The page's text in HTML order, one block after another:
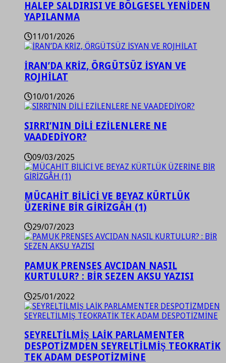
HALEP SALDIRISI VE BÖLGESEL YENİDEN
YAPILANMA
11/01/2026
İRAN’DA KRİZ, ÖRGÜTSÜZ İSYAN VE
ROJHİLAT
10/01/2026
SIRRI’NIN DİLİ EZİLENLERE NE
VAADEDİYOR?
09/03/2025
MÜCAHİT BİLİCİ VE BEYAZ KÜRTLÜK
ÜZERİNE BİR GİRİZGÂH (1)
29/07/2023
PAMUK PRENSES AVCIDAN NASIL
KURTULUR? : BİR SEZEN AKSU YAZISI
25/01/2022
SEYRELTİLMİŞ LAİK PARLAMENTER
DESPOTİZMDEN SEYRELTİLMİŞ TEOKRATİK
TEK ADAM DESPOTİZMİNE